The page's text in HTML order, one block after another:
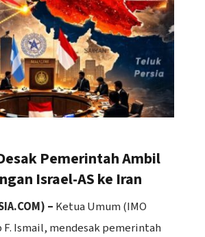
Pemerintah Ambil
Israel-AS ke Iran
– Ketua Umum (IMO
F. Ismail, mendesak pemerintah